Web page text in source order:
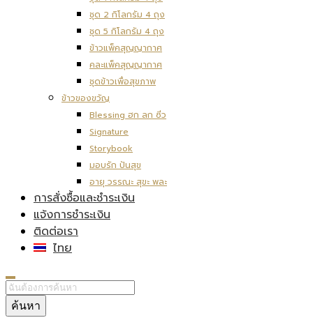
ชุด 2 กิโลกรัม 4 ถุง
ชุด 5 กิโลกรัม 4 ถุง
ข้าวแพ็คสุญญากาศ
คละแพ็คสุญญากาศ
ชุดข้าวเพื่อสุขภาพ
ข้าวของขวัญ
Blessing ฮก ลก ซิ่ว
Signature
Storybook
มอบรัก ปันสุข
อายุ วรรณะ สุขะ พละ
การสั่งซื้อและชำระเงิน
แจ้งการชำระเงิน
ติดต่อเรา
ไทย
ค้นหา